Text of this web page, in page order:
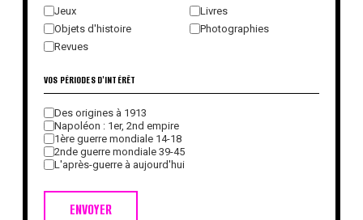
Jeux
Livres
Objets d'histoire
Photographies
Revues
ENVOYER
VOS PÉRIODES D'INTÉRÊT
Des origines à 1913
Napoléon : 1er, 2nd empire
1ère guerre mondiale 14-18
2nde guerre mondiale 39-45
L'après-guerre à aujourd'hui